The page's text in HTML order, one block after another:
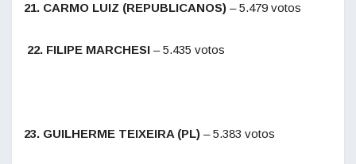
21. CARMO LUIZ (REPUBLICANOS) – 5.479 votos
22. FILIPE MARCHESI – 5.435 votos
23. GUILHERME TEIXEIRA (PL) – 5.383 votos